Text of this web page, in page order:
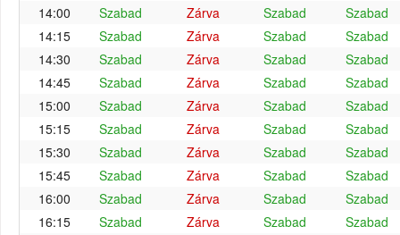
14:00
Szabad Zárva Szabad
Szabad
14:15
Szabad Zárva Szabad
Szabad
14:30
Szabad Zárva Szabad
Szabad
14:45
Szabad Zárva Szabad
Szabad
15:00
Szabad Zárva Szabad
Szabad
15:15
Szabad Zárva Szabad
Szabad
15:30
Szabad Zárva Szabad
Szabad
15:45
Szabad Zárva Szabad
Szabad
16:00
Szabad Zárva Szabad
Szabad
16:15
Szabad Zárva Szabad Szabad